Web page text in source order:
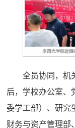
全员协同，机
后，学校办公室、
委学工部）、研究
财务与资产管理部